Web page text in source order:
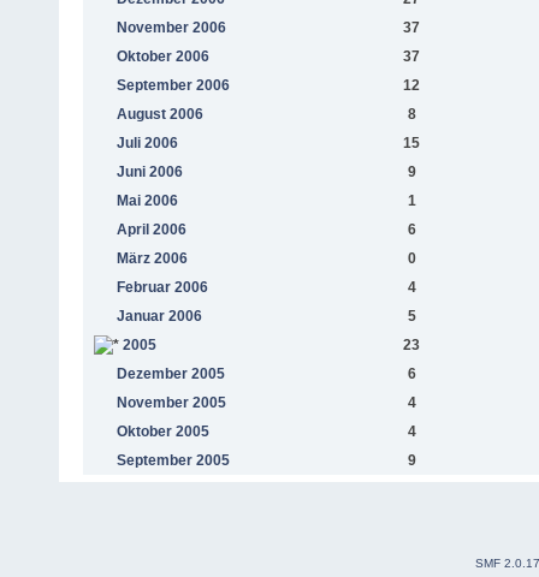
November 2006
37
Oktober 2006
37
September 2006
12
August 2006
8
Juli 2006
15
Juni 2006
9
Mai 2006
1
April 2006
6
März 2006
0
Februar 2006
4
Januar 2006
5
2005
23
Dezember 2005
6
November 2005
4
Oktober 2005
4
September 2005
9
SMF 2.0.17